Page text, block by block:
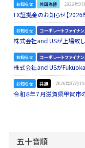
お知らせ 外国為替 2026年07
FX証拠金のお知らせ【2026
お知らせ コーポレートファイナン
株式会社and USが上場致し
お知らせ コーポレートファイナン
株式会社and USがFukuoka
お知らせ 共通 2026年07月15
令和８年７月滋賀県甲賀市
五十音順